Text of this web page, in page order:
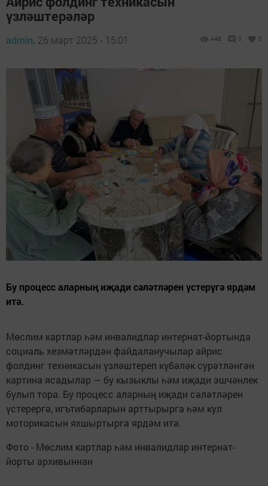
үзләштерәләр
admin, 26 март 2025 - 15:01 448 0 0
Бу процесс аларның иҗади сәләтләрен үстерүгә ярдәм
итә.
Мөслим картлар һәм инвалидлар интернат-йортында
социаль хезмәтләрдән файдаланучылар айрис
фолдинг техникасын үзләштереп күбәләк сурәтләнгән
картина ясадылар — бу кызыклы һәм иҗади эшчәнлек
булып тора. Бу процесс аларның иҗади сәләтләрен
үстерергә, игътибарларын арттырырга һәм кул
моторикасын яхшыртырга ярдәм итә.
Фото - Мөслим картлар һәм инвалидлар интернат-
йорты архивыннан